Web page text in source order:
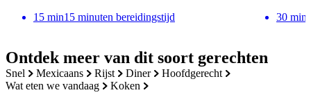
Ontdek meer van dit soort gerechten
snel mexicaans rijst diner
hoofdgerecht
wat eten we vandaag
koken
15 min15 minuten bereidingstijd
30 min